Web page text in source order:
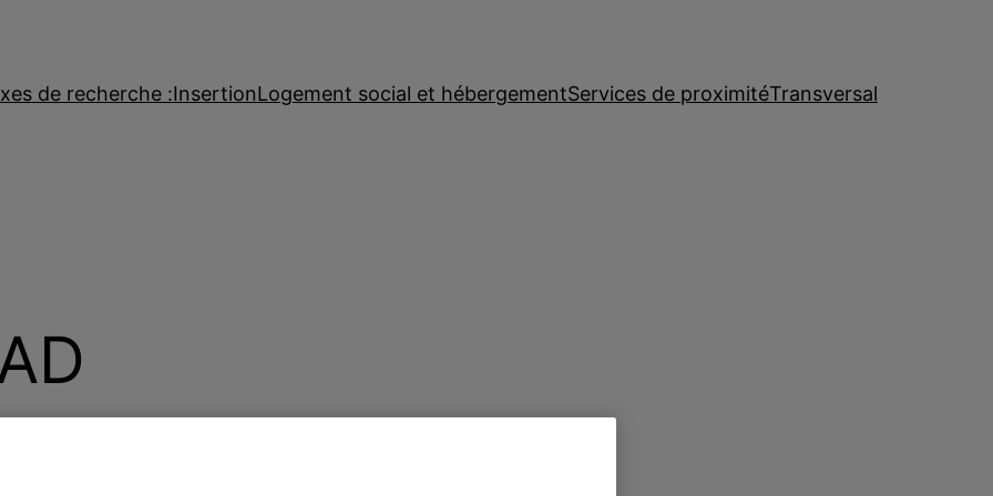
de recherche :InsertionLogement social et hébergementServices de proximitéTransversal